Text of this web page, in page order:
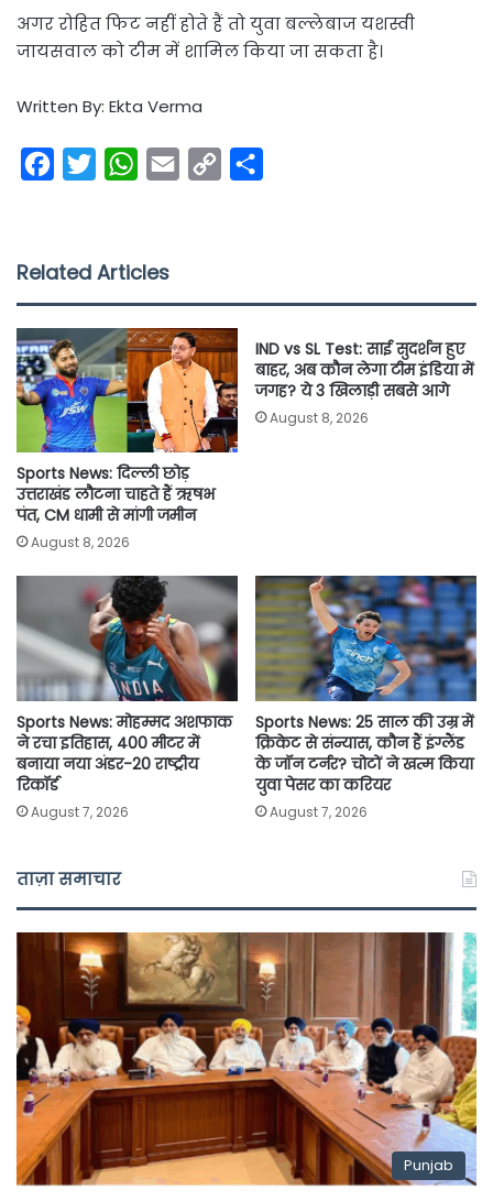
अगर रोहित फिट नहीं होते हैं तो युवा बल्लेबाज यशस्वी
जायसवाल को टीम में शामिल किया जा सकता है।
Written By: Ekta Verma
e
o
o
k
t
e
r
W
t
A
p
p
i
n
k
Related Articles
Sports News: दिल्ली छोड़
उत्तराखंड लौटना चाहते हैं ऋषभ
पंत, CM धामी से मांगी जमीन
August 8, 2026
IND vs SL Test: साई सुदर्शन हुए
बाहर, अब कौन लेगा टीम इंडिया में
जगह? ये 3 खिलाड़ी सबसे आगे
August 8, 2026
Sports News: मोहम्मद अशफाक
ने रचा इतिहास, 400 मीटर में
बनाया नया अंडर-20 राष्ट्रीय
रिकॉर्ड
August 7, 2026
Sports News: 25 साल की उम्र में
क्रिकेट से संन्यास, कौन हैं इंग्लैंड
के जॉन टर्नर? चोटों ने खत्म किया
युवा पेसर का करियर
August 7, 2026
ताज़ा समाचार
Punjab